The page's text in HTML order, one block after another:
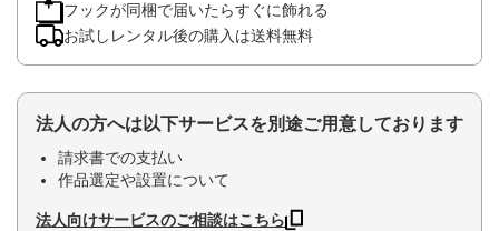
フックが同梱で届いたらすぐに飾れる
お試しレンタル後の購入は送料無料
法人の方へは以下サービスを別途ご用意しております
請求書での支払い
作品選定や設置について
法人向けサービスのご相談はこちら